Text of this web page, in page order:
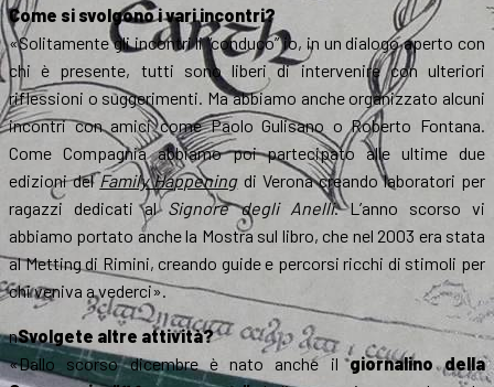
Come si svolgono i vari incontri?
«Solitamente gli incontri li “conduco” io, in un dialogo aperto con
chi è presente, tutti sono liberi di intervenire con ulteriori
riflessioni o suggerimenti. Ma abbiamo anche organizzato alcuni
incontri con amici come Paolo Gulisano o Roberto Fontana.
Come Compagnia abbiamo poi partecipato alle ultime due
edizioni delFamily Happeningdi Verona creando laboratori per
ragazzi dedicati al Signore degli Anelli. L’anno scorso vi
abbiamo portato anche la Mostra sul libro, che nel 2003 era stata
al Metting di Rimini, creando guide e percorsi ricchi di stimoli per
chi veniva a vederci».
nSvolgete altre attività?
«Dallo scorso dicembre è nato anche ilgiornalino della